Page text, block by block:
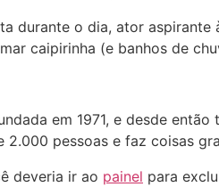
durante o dia, ator
caipirinha (e banhos de
em 1971, e desde
2.000 pessoas e faz coisas
deveria ir ao painel para